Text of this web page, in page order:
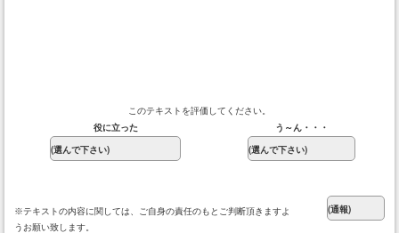
このテキストを評価してください。
役に立った
う～ん・・・
※テキストの内容に関しては、ご自身の責任のもとご判断頂きますよ
うお願い致します。